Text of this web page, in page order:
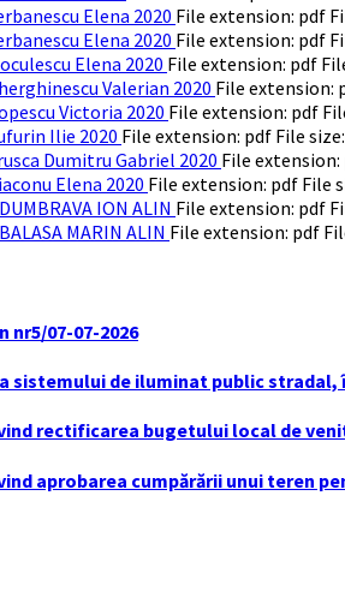
Elena 2020 File extension: pdf
Elena 2020 File extension: pdf
Elena 2020 File extension: pdf
Valerian 2020 File extension:
Victoria 2020 File extension: pdf
Ilie 2020 File extension: pdf File size:
Dumitru Gabriel 2020 File
Elena 2020 File extension: pdf File
ION ALIN File extension: pdf
MARIN ALIN File extension: pdf
nr5/07-07-2026
sistemului de iluminat public stradal,
rectificarea bugetului local de
aprobarea cumpărării unui